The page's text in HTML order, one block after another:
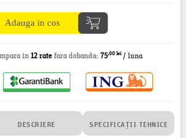
in12 ratefara dobanda:75,00 lei/ luna
DESCRIERE SPECIFICAȚII TEHNICE